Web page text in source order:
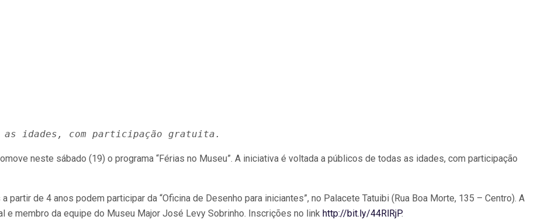
idades, com participação gratuita.
neste sábado (19) o programa “Férias no Museu”. A iniciativa é voltada a públicos de todas as idades, com participação
partir de 4 anos podem participar da “Oficina de Desenho para iniciantes”, no Palacete Tatuibi (Rua Boa Morte, 135 – Centro). A
e membro da equipe do Museu Major José Levy Sobrinho. Inscrições no link http://bit.ly/44RlRjP.